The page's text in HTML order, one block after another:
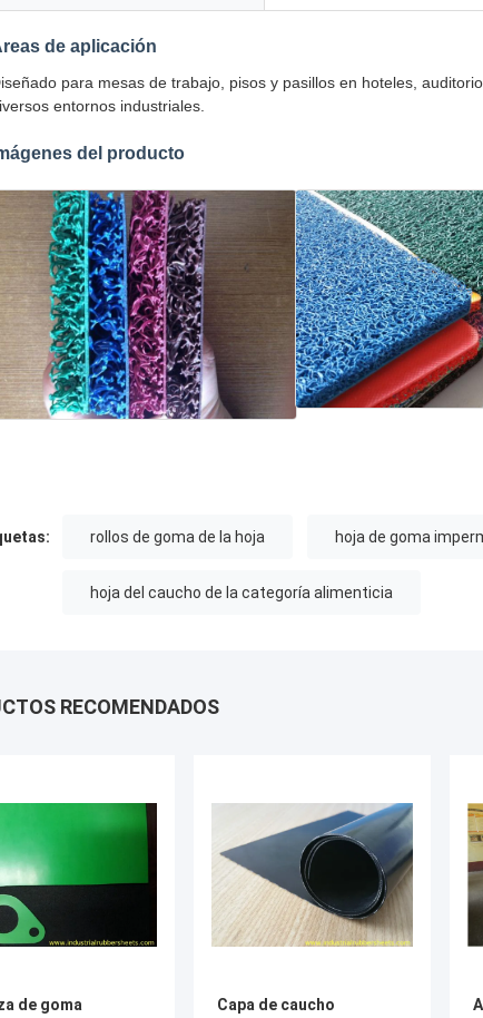
de aplicación
para mesas de trabajo, pisos y pasillos en hoteles,
entornos industriales.
del producto
rollos de goma de la hoja hoja de goma
hoja del caucho de la categoría alimenticia
RECOMENDADOS
de goma Capa de caucho